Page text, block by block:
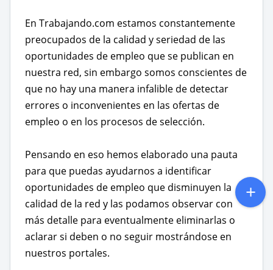
En Trabajando.com estamos constantemente
preocupados de la calidad y seriedad de las
oportunidades de empleo que se publican en
nuestra red, sin embargo somos conscientes de
que no hay una manera infalible de detectar
errores o inconvenientes en las ofertas de
empleo o en los procesos de selección.
Pensando en eso hemos elaborado una pauta
para que puedas ayudarnos a identificar
oportunidades de empleo que disminuyen la
calidad de la red y las podamos observar con
más detalle para eventualmente eliminarlas o
aclarar si deben o no seguir mostrándose en
nuestros portales.